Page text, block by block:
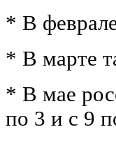
* В
* В марте
* В мае
по 3 и с 9